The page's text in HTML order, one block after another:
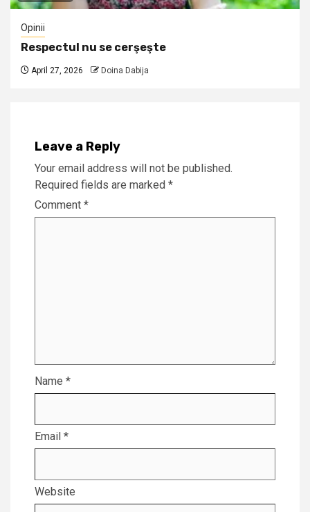
Opinii
Respectul nu se cerşeşte
April 27, 2026 Doina Dabija
Leave a Reply
Your email address will not be published.
Required fields are marked *
Comment *
Name *
Email *
Website